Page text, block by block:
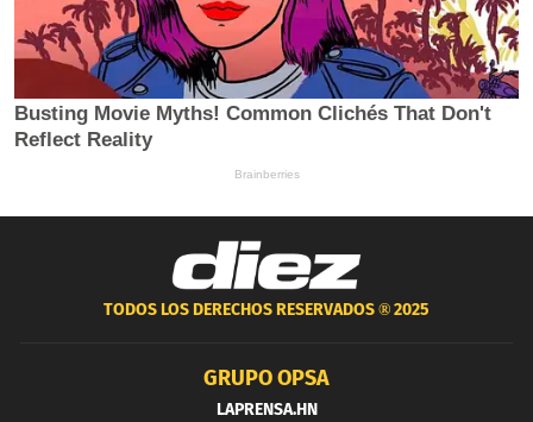
TODOS LOS DERECHOS RESERVADOS ®2025
GRUPO OPSA
LAPRENSA.HN